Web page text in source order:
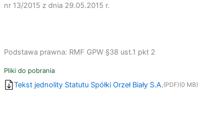
nr 13/2015 z dnia 29.05.2015 r.
Podstawa prawna: RMF GPW §38 ust.1 pkt 2
Pliki do pobrania
Tekst jednolity Statutu Spółki Orzeł Biały S.A.(PDF)(0 MB)